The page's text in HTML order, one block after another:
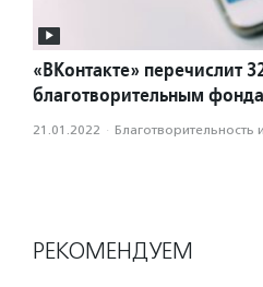
«ВКонтакте» перечислит
благотворительным
21.01.2022 ·
РЕКОМЕНДУЕМ